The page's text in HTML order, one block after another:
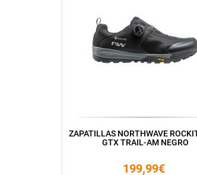
ZAPATILLAS NORTHWAVE
GTX TRAIL-AM NEGRO
199,99€